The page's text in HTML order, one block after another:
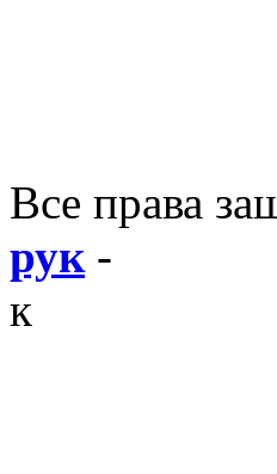
Все права
рук-
к